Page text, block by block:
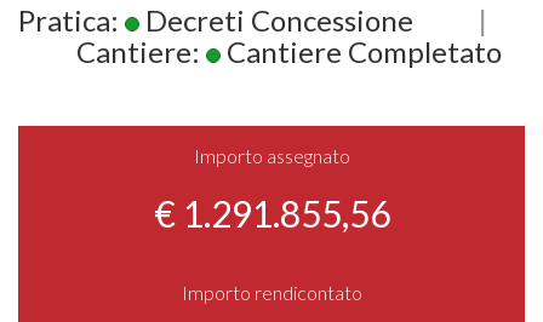
Pratica: Decreti Concessione
|
Cantiere:
Cantiere Completato
Importo assegnato
€ 1.291.855,56
Importo rendicontato